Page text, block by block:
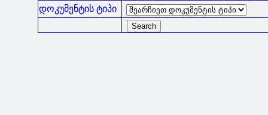
დოკუმენტის ტიპი